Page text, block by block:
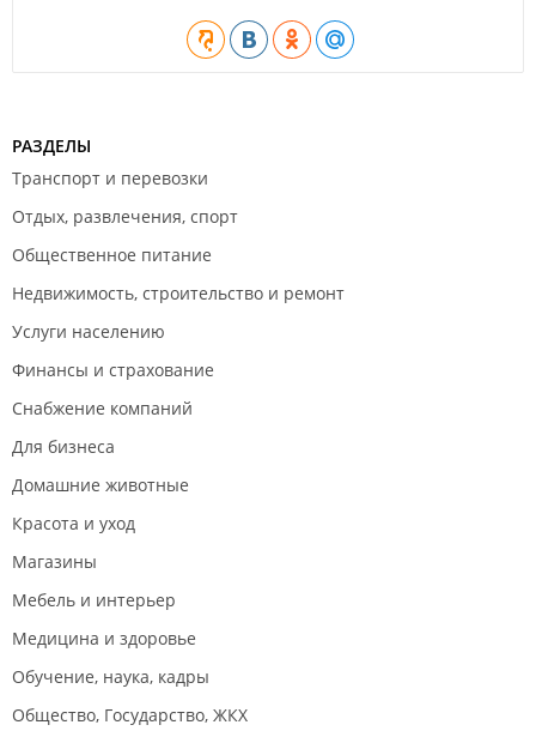
РАЗДЕЛЫ
Транспорт и перевозки
Отдых, развлечения, спорт
Общественное питание
Недвижимость, строительство и ремонт
Услуги населению
Финансы и страхование
Снабжение компаний
Для бизнеса
Домашние животные
Красота и уход
Магазины
Мебель и интерьер
Медицина и здоровье
Обучение, наука, кадры
Общество, Государство, ЖКХ